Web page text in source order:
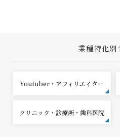
業種特化別
Youtuber・アフィリエイター
クリニック・診療所・歯科医院